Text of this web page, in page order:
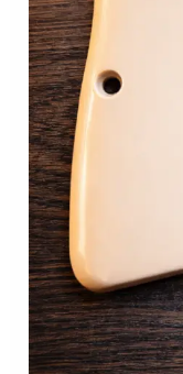
adet